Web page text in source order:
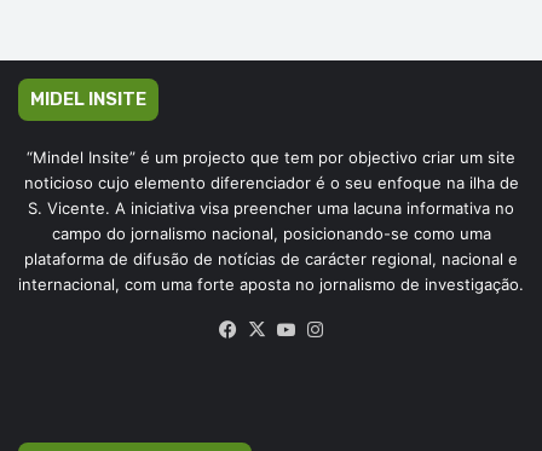
MIDEL INSITE
“Mindel Insite” é um projecto que tem por objectivo criar um site
noticioso cujo elemento diferenciador é o seu enfoque na ilha de
S. Vicente. A iniciativa visa preencher uma lacuna informativa no
campo do jornalismo nacional, posicionando-se como uma
plataforma de difusão de notícias de carácter regional, nacional e
internacional, com uma forte aposta no jornalismo de investigação.
Facebook
X YouTube